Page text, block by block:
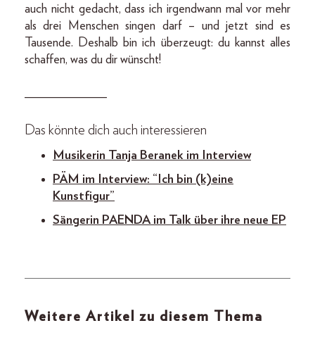
auch nicht gedacht, dass ich irgendwann mal vor mehr
als drei Menschen singen darf – und jetzt sind es
Tausende. Deshalb bin ich überzeugt: du kannst alles
schaffen, was du dir wünscht!
_____________
Das könnte dich auch interessieren
Musikerin Tanja Beranek im Interview
PÄM im Interview: “Ich bin (k)eine
Kunstfigur”
Sängerin PAENDA im Talk über ihre neue EP
Weitere Artikel zu diesem Thema